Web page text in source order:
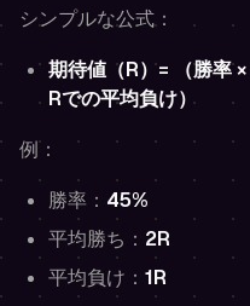
シンプルな公式：
期待値（R）= （勝率
Rでの平均負け）
例：
勝率： 45%
平均勝ち： 2R
平均負け： 1R